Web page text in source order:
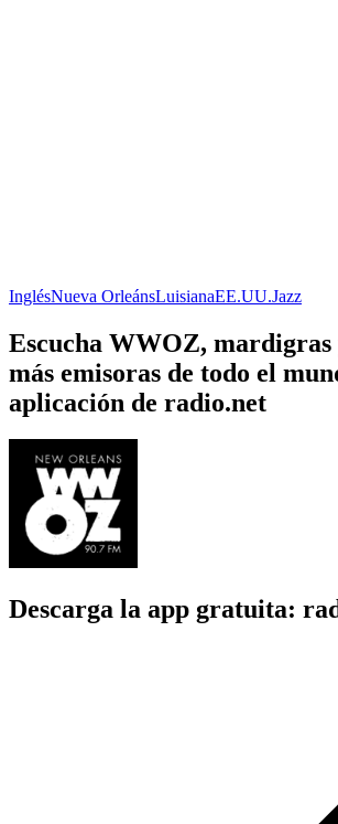
InglésNueva OrleánsLuisianaEE.UU.Jazz
Escucha WWOZ, mardigras
más emisoras de todo el
aplicación de radio.net
Descarga la app gratuita: